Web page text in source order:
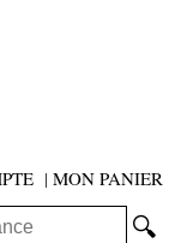
| MON PANIER
🔍